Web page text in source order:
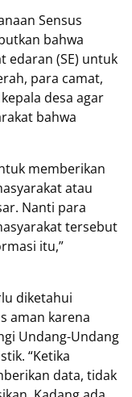
Sensus
bahwa
edaran (SE) untuk
para camat,
desa agar
bahwa
memberikan
atau
Nanti para
tersebut
itu,”
diketahui
aman karena
Undang-Undang
“Ketika
data, tidak